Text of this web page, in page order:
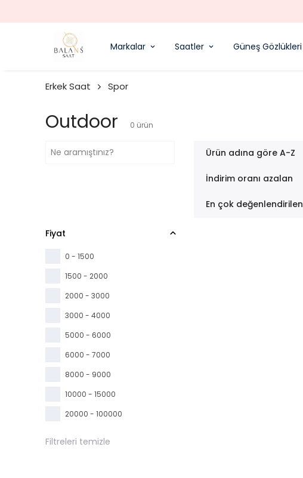
Markalar Saatler Güneş Gözlükleri
Erkek Saat Spor
Outdoor 0 ürün
Ürün adına göre A-Z
İndirim oranı azalan
En çok değenlendirilen
Fiyat
0 - 1500
1500 - 2000
2000 - 3000
3000 - 4000
5000 - 6000
6000 - 7000
8000 - 9000
10000 - 15000
20000 - 100000
Filtreleri temizle